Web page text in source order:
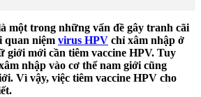
một trong những vấn đề gây tranh cãi
quan niệm virus HPV chỉ xâm nhập ở
giới mới cần tiêm vaccine HPV. Tuy
nhập vào cơ thể nam giới cũng
Vì vậy, việc tiêm vaccine HPV cho